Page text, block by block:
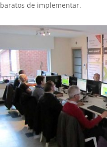
baratos de implementar.